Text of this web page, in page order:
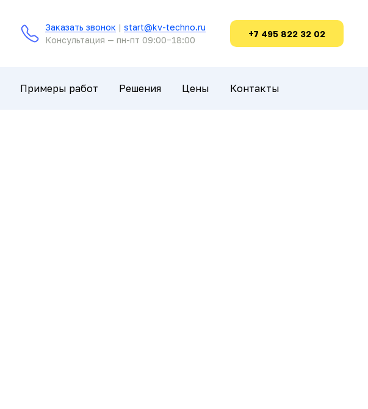
Заказать звонок | start@kv-techno.ru
Консультация — пн-пт 09:00−18:00
+7 495 822 32 02
Примеры работ Решения Цены Контакты